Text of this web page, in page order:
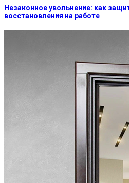
Незаконное увольнение: как
восстановления на работе